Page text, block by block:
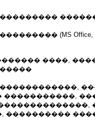
(MS Office,
����,
����������